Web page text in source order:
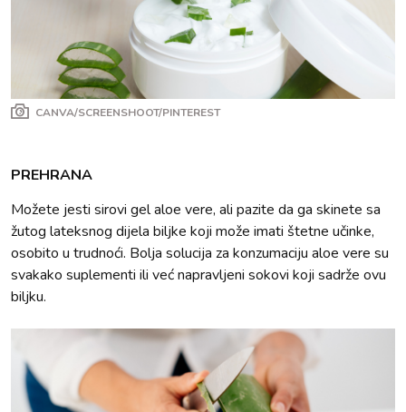
CANVA/SCREENSHOOT/PINTEREST
PREHRANA
Možete jesti sirovi gel aloe vere, ali pazite da ga skinete sa
žutog lateksnog dijela biljke koji može imati štetne učinke,
osobito u trudnoći. Bolja solucija za konzumaciju aloe vere su
svakako suplementi ili već napravljeni sokovi koji sadrže ovu
biljku.